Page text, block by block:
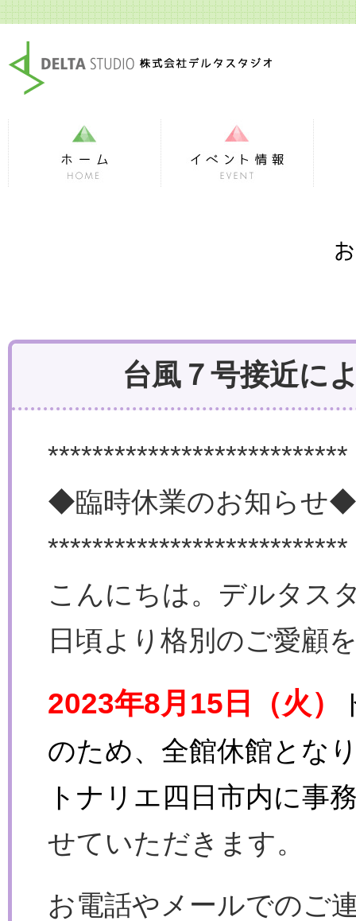
台風７号接近に
***************************
◆臨時休業のお知らせ◆
***************************
こんにちは。デルタス
日頃より格別のご愛顧
2023年8月15日（火）
のため、全館休館とな
トナリエ四日市内に事
せていただきます。
お電話やメールでのご